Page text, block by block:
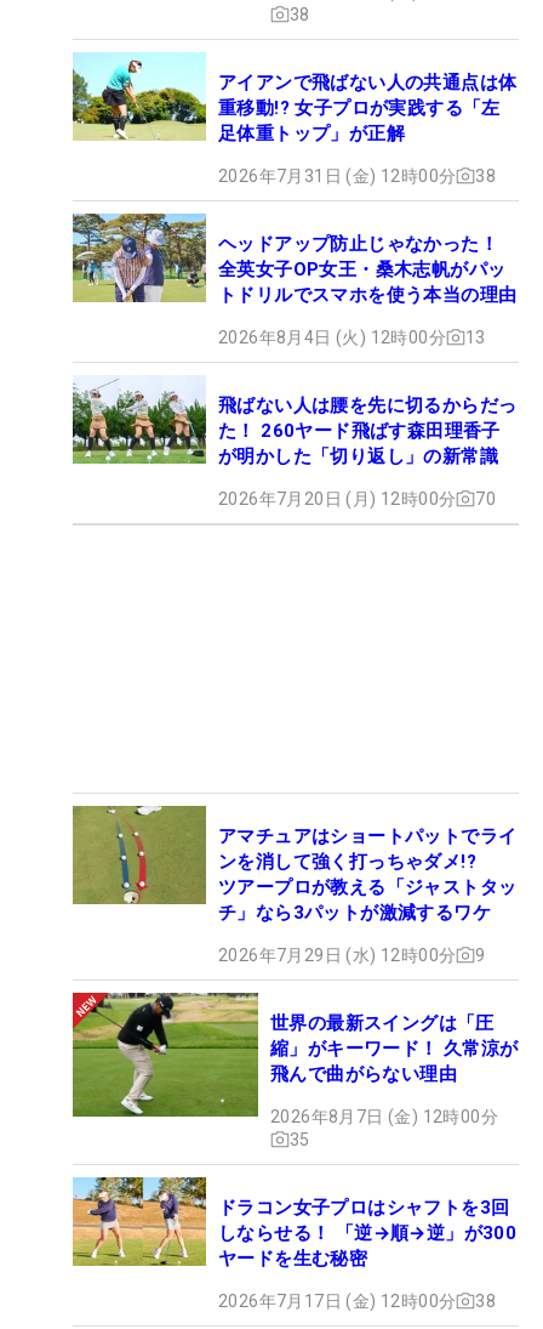
38
アイアンで飛ばない人の共通点は体
重移動!? 女子プロが実践する「左
足体重トップ」が正解
2026年7月31日 (金) 12時00分 38
ヘッドアップ防止じゃなかった！
全英女子OP女王・桑木志帆がパッ
トドリルでスマホを使う本当の理由
2026年8月4日 (火) 12時00分 13
飛ばない人は腰を先に切るからだっ
た！ 260ヤード飛ばす森田理香子
が明かした「切り返し」の新常識
2026年7月20日 (月) 12時00分 70
アマチュアはショートパットでライ
ンを消して強く打っちゃダメ!?
ツアープロが教える「ジャストタッ
チ」なら3パットが激減するワケ
2026年7月29日 (水) 12時00分 9
世界の最新スイングは「圧
縮」がキーワード！ 久常涼が
飛んで曲がらない理由
2026年8月7日 (金) 12時00分
35
ドラコン女子プロはシャフトを3回
しならせる！ 「逆→順→逆」が300
ヤードを生む秘密
2026年7月17日 (金) 12時00分 38